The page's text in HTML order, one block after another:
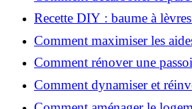
la rénovation énergétique ?
Recette DIY : baume à
SPF
Comment maximiser les
votre rénovation ?
Comment rénover une
une maison durable ?
Comment dynamiser et
avec Action Cœur de Ville ?